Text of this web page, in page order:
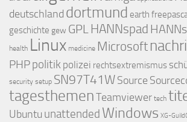
deutschland dortmund earth
geschichte gew GPL HANNspad
health Linux medicine Microsoft
PHPpolitik polizei rechtsextremismus
security setup SN97T41WSource
tagesthemenTeamviewer tech
Ubuntu unattended Windows XG-